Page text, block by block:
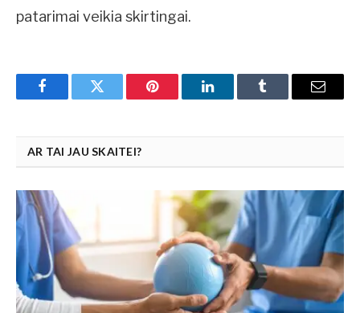
patarimai veikia skirtingai.
FacebookTwitter Pinterest LinkedInTumblr Email
AR TAI JAU SKAITEI?